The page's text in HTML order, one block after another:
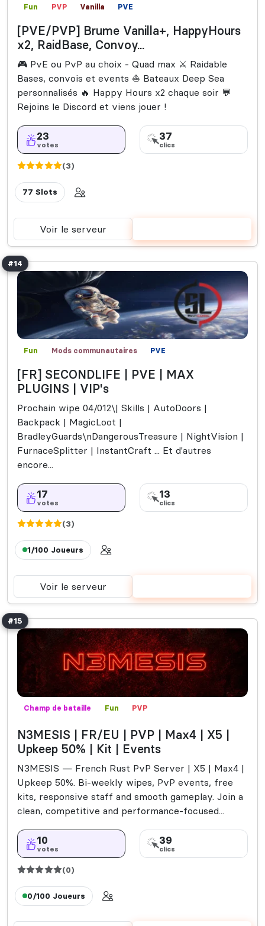
Fun PVP Vanilla PVE
[PVE/PVP] Brume Vanilla+, HappyHours
x2, RaidBase, Convoy...
🎮 PvE ou PvP au choix - Quad max ⚔️ Raidable
Bases, convois et events ⛵ Bateaux Deep Sea
personnalisés 🔥 Happy Hours x2 chaque soir 💬
Rejoins le Discord et viens jouer !
23
votes
37
clics
(3)
77 Slots
Voir le serveur
#14
Fun Mods communautaires PVE
[FR] SECONDLIFE | PVE | MAX
PLUGINS | VIP's
Prochain wipe 04/012\| Skills | AutoDoors |
Backpack | MagicLoot |
BradleyGuards\nDangerousTreasure | NightVision |
FurnaceSplitter | InstantCraft ... Et d'autres
encore...
17
votes
13
clics
(3)
1/100 Joueurs
Voir le serveur
#15
Champ de bataille Fun
PVP
N3MESIS | FR/EU | PVP | Max4 | X5 |
Upkeep 50% | Kit | Events
N3MESIS — French Rust PvP Server | X5 | Max4 |
Upkeep 50%. Bi‑weekly wipes, PvP events, free
kits, responsive staff and smooth gameplay. Join a
clean, competitive and performance‑focused...
10
votes
39
clics
(0)
0/100 Joueurs